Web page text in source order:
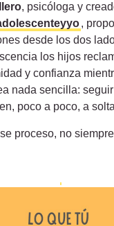
, psicóloga y
,
desde los dos
los hijos
y confianza
nada sencilla:
poco a poco, a
proceso, no